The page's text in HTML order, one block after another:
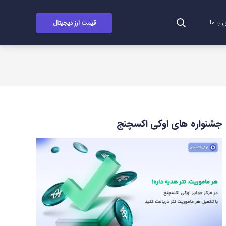
با ما قیمت ارز دیجیتال
جشنواره های اوکی اکسچنج